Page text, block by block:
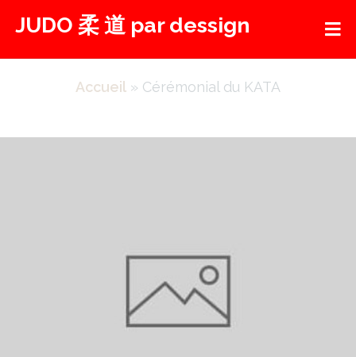
JUDO 柔 道 par dessign
Accueil » Cérémonial du KATA